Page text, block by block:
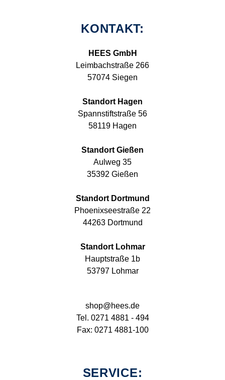
KONTAKT:
HEES GmbH
Leimbachstraße 266
57074 Siegen
Standort Hagen
Spannstiftstraße 56
58119 Hagen
Standort Gießen
Aulweg 35
35392 Gießen
Standort Dortmund
Phoenixseestraße 22
44263 Dortmund
Standort Lohmar
Hauptstraße 1b
53797 Lohmar
shop@hees.de
Tel. 0271 4881 - 494
Fax: 0271 4881-100
SERVICE: